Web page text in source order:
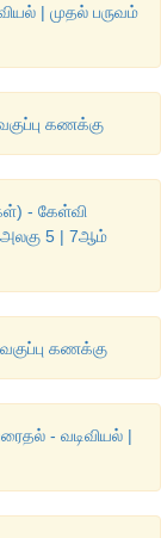
கொண்டு
கதிர்
| முதல் பருவம்
கணக்கு
- கேள்வி
அலகு 5 | 7ஆம்
கணக்கு
- வடிவியல் |